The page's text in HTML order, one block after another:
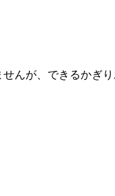
んが、できるかぎ